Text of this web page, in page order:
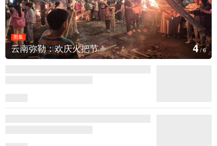
图集
云南弥勒：欢庆火把节 4/6